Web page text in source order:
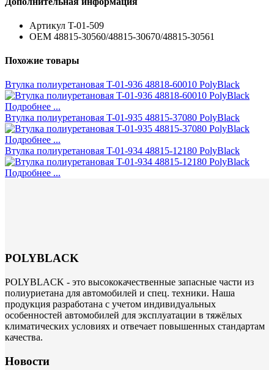
Артикул T-01-509
ОЕМ 48815-30560/48815-30670/48815-30561
Похожие товары
Втулка полиуретановая T-01-936 48818-60010 PolyBlack
Подробнее ...
Втулка полиуретановая T-01-935 48815-37080 PolyBlack
Подробнее ...
Втулка полиуретановая T-01-934 48815-12180 PolyBlack
Подробнее ...
POLYBLACK
POLYBLACK - это высококачественные запасные части из
полиуриетана для автомобилей и спец. техники. Наша
продукция разработана с учетом индивидуальных
особенностей автомобилей для эксплуатации в тяжёлых
климатических условиях и отвечает повышенных стандартам
качества.
Новости